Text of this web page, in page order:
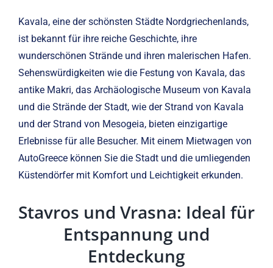
Kavala, eine der schönsten Städte Nordgriechenlands,
ist bekannt für ihre reiche Geschichte, ihre
wunderschönen Strände und ihren malerischen Hafen.
Sehenswürdigkeiten wie die Festung von Kavala, das
antike Makri, das Archäologische Museum von Kavala
und die Strände der Stadt, wie der Strand von Kavala
und der Strand von Mesogeia, bieten einzigartige
Erlebnisse für alle Besucher. Mit einem Mietwagen von
AutoGreece können Sie die Stadt und die umliegenden
Küstendörfer mit Komfort und Leichtigkeit erkunden.
Stavros und Vrasna: Ideal für
Entspannung und
Entdeckung